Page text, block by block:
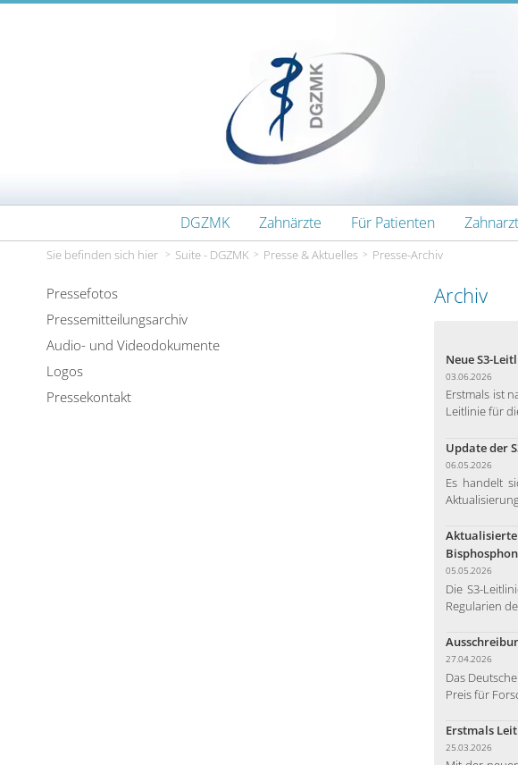
Zum Inhalt wechseln
DGZMK Zahnärzte Für Patienten
Sie befinden sich hier Suite - DGZMK Presse & Aktuelles Presse-Archiv
Pressefotos
Pressemitteilungsarchiv
Audio- und Videodokumente
Logos
Pressekontakt
Archiv
Neue S3-
03.06.2026
Erstmals ist
Leitlinie für
Update der
06.05.2026
Es handelt
05.05.2026
Die S3-
Regularien
27.04.2026
Das
Preis für
Erstmals
25.03.2026